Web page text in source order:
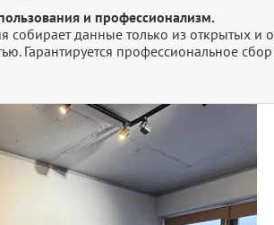
и профессионализм.
собирает данные только из открытых и
Гарантируется профессиональное